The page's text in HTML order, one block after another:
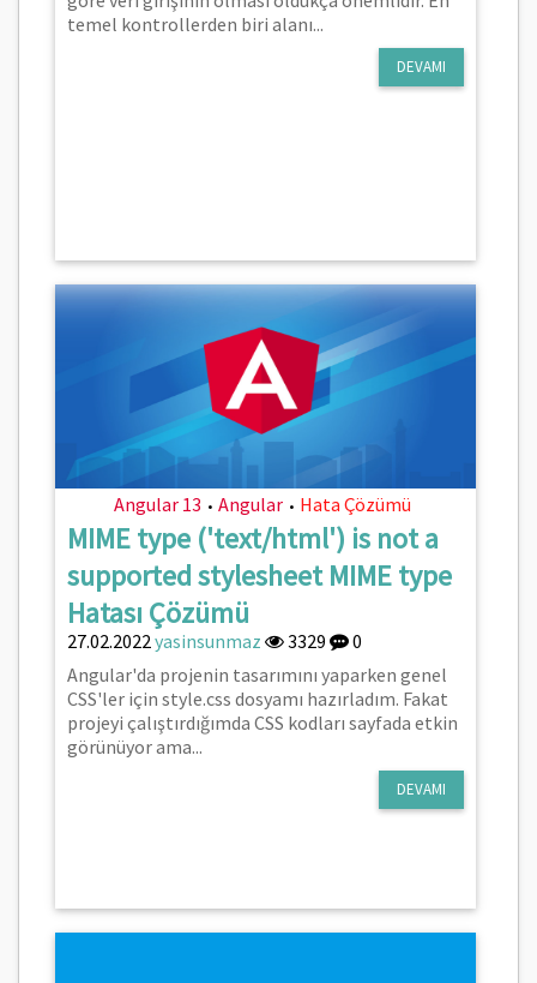
temel kontrollerden biri alanı...
DEVAMI
Angular 13 • Angular • Hata Çözümü
MIME type ('text/html') is not a
supported stylesheet MIME type
Hatası Çözümü
27.02.2022yasinsunmaz 3329
0
Angular'da projenin tasarımını yaparken genel
CSS'ler için style.css dosyamı hazırladım. Fakat
projeyi çalıştırdığımda CSS kodları sayfada etkin
görünüyor ama...
DEVAMI